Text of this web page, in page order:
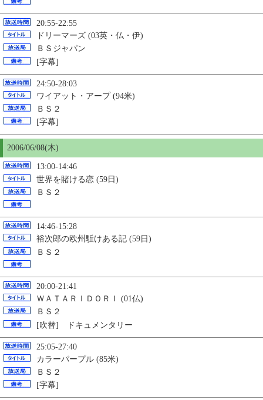
20:55-22:55
ドリーマーズ (03英・仏・伊)
ＢＳジャパン
[字幕]
24:50-28:03
ワイアット・アープ (94米)
ＢＳ２
[字幕]
2006/06/08(木)
13:00-14:46
世界を賭ける恋 (59日)
ＢＳ２
14:46-15:28
裕次郎の欧州駈けある記 (59日)
ＢＳ２
20:00-21:41
ＷＡＴＡＲＩＤＯＲＩ (01仏)
ＢＳ２
[吹替] ドキュメンタリー
25:05-27:40
カラーパープル (85米)
ＢＳ２
[字幕]